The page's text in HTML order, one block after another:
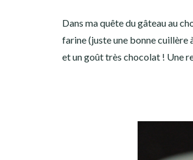
Dans ma quête du gâteau au
farine (juste une bonne
et un goût très chocolat ! Une